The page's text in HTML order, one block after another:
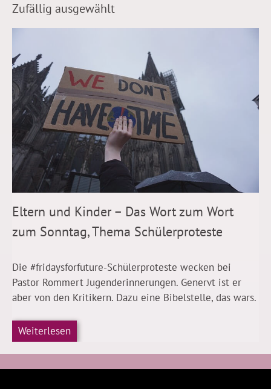
Zufällig ausgewählt
Eltern und Kinder – Das Wort zum Wort
zum Sonntag, Thema Schülerproteste
Die #fridaysforfuture-Schülerproteste wecken bei
Pastor Rommert Jugenderinnerungen. Genervt ist er
aber von den Kritikern. Dazu eine Bibelstelle, das wars.
Weiterlesen